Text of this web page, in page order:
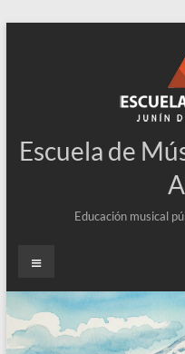
Escuela de
Educación musical